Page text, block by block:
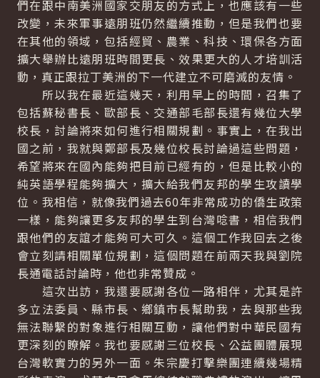
們在跟中南美洲國家交朋友的方式上，也應該有一些
改變，未來軍事遠朋班仍然繼續推動，但是我們也要
在其他的領域，包括經貿、農業、科技、環保各方面
擴大舉辦比遠朋班時間更長、效果更大的人才培訓活
動，真正跟拉丁美洲的下一代建立不可磨滅的友情。
所以我在最近這幾天，利用早上的時間，召集了
包括蘇秘書長、歐部長、交通部毛部長還有幾位大學
校長，討論將來如何進行相關規劃。事實上，在我出
國之前，我就與鄭部長及幾位校長討論過這些問題，
希望將來在國內能夠把目前已經有的，但是比較小的
純英語學程能夠擴大，擴大給我們友邦的學生攻讀學
位。我相信，就像我們過去60年非常成功的僑生政策
一樣，能夠讓更多友邦的學生到台灣唸書，相信我們
跟他們的友誼才能夠可大可久。這個工作我回去之後
會立刻請相關單位規劃，這個問題在前兩天我與劉院
長通電話討論時，他也非常贊成。
這次出訪，我還要感謝各位一路相伴，尤其是許
多立法委員、縣市長、鄉鎮市長幫助我，去與那些我
無法聯繫的對象進行相關互動，讓他們對中華民國有
更深刻的瞭解。我也要感謝三位校長、公益團體展現
台灣軟實力的另外一面。朱宗慶打擊樂團連續幾場精